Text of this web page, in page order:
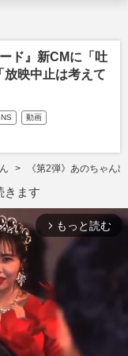
ド』新CMに「吐
放映中止は考えて
動画
《第2弾》あのちゃん
きます
arrow_forward_ios もっと読む